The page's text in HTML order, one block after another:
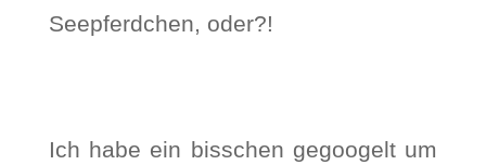
Seepferdchen, oder?!
Ich habe ein bisschen gegoogelt um